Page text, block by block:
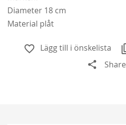
Christine Hélène'
Diameter 18 cm
Material plåt
Lägg till i önskelista
Share